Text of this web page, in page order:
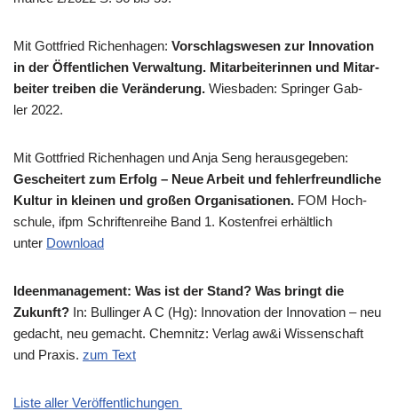
Mit Gott­fried Richen­ha­gen: Vor­schlags­we­sen zur Inno­va­ti­on
in der Öffent­li­chen Ver­wal­tung. Mit­ar­bei­te­rin­nen und Mit­ar­
bei­ter trei­ben die Ver­än­de­rung. Wies­ba­den: Sprin­ger Gab­
ler 2022.
Mit Gott­fried Richen­ha­gen und Anja Seng her­aus­ge­ge­ben:
Geschei­tert zum Erfolg – Neue Arbeit und feh­ler­freund­li­che
Kul­tur in klei­nen und gro­ßen Orga­ni­sa­tio­nen. FOM Hoch­
schu­le, ifpm Schrif­ten­rei­he Band 1. Kosten­frei erhält­lich
unter Down­load
Ideen­ma­nage­ment: Was ist der Stand? Was bringt die
Zukunft? In: Bul­lin­ger A C (Hg): Inno­va­ti­on der Inno­va­ti­on – neu
gedacht, neu gemacht. Chem­nitz: Ver­lag aw&i Wis­sen­schaft
und Pra­xis. zum Text
Liste aller Veröffentlichungen